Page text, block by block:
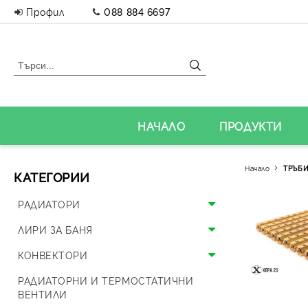
Профил 088 884 6697
НАЧАЛО ПРОДУКТИ
КАТЕГОРИИ
РАДИАТОРИ
Алуминиеви радиатори
Панелни радиатори
Аксесоари за радиатори
Дизайнерски радиатори
ЛИРИ ЗА БАНЯ
Алуминиеви лири
Стоманени лири
КОНВЕКТОРИ
Подови конвектори
РАДИАТОРНИ И ТЕРМОСТАТИЧНИ
ВЕНТИЛИ
Начало